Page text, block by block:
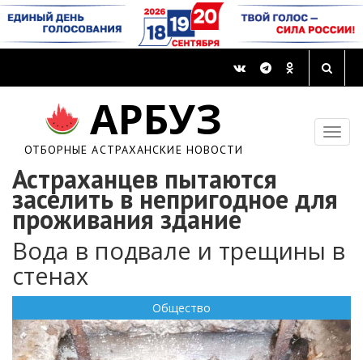
АРБУЗ
ОТБОРНЫЕ АСТРАХАНСКИЕ НОВОСТИ
Астраханцев пытаются
заселить в непригодное для
проживания здание
Вода в подвале и трещины в
стенах
Общество